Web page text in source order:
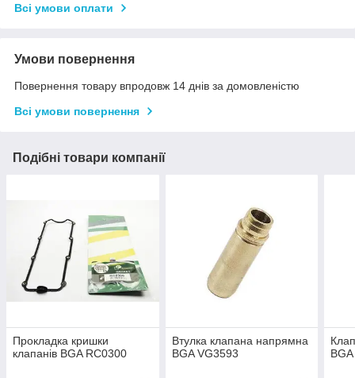
Всі умови оплати
Умови повернення
Повернення товару впродовж 14 днів за домовленістю
Всі умови повернення
Подібні товари компанії
Прокладка кришки
клапанів BGA RC0300
Втулка клапана напрямна
BGA VG3593